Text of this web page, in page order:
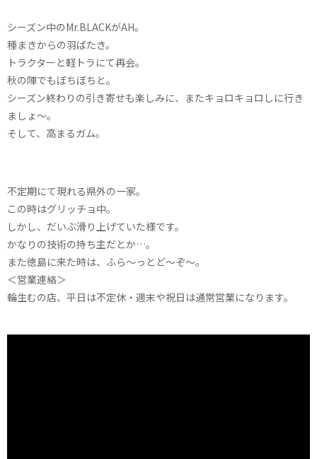
シーズン中のMr.BLACKがAH。
種まきからの羽ばたき。
トラクターと軽トラにて再会。
秋の陣でもぼちぼちと。
シーズン終わりの引き寄せも楽しみに、またキョロキョロしに行き
ましょ〜。
そして、高まるガム。
不定期にて現れる県外の一家。
この時はグリッチョ中。
しかし、だいぶ滑り上げていた様です。
かなりの技術の持ち主だとか…。
また徳島に来た時は、ふら～っとど～ぞ～。
＜営業連絡＞
輪生むの店、平日は不定休・週末や祝日は通常営業になります。